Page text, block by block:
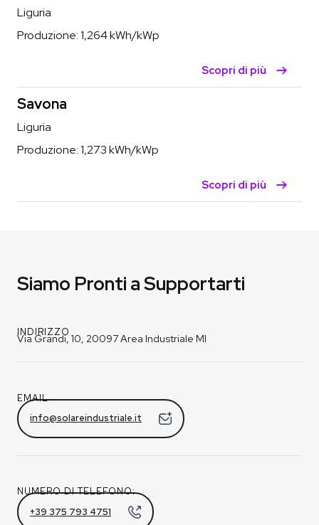
Liguria
Produzione:1,264kWh/kWp
Scopri di più
Savona
Liguria
Produzione:1,273kWh/kWp
Scopri di più
Siamo Pronti a Supportarti
INDIRIZZO
Via Grandi, 10, 20097 Area Industriale MI
EMAIL
info@solareindustriale.it
NUMERO DI TELEFONO:
+39 375 793 4751